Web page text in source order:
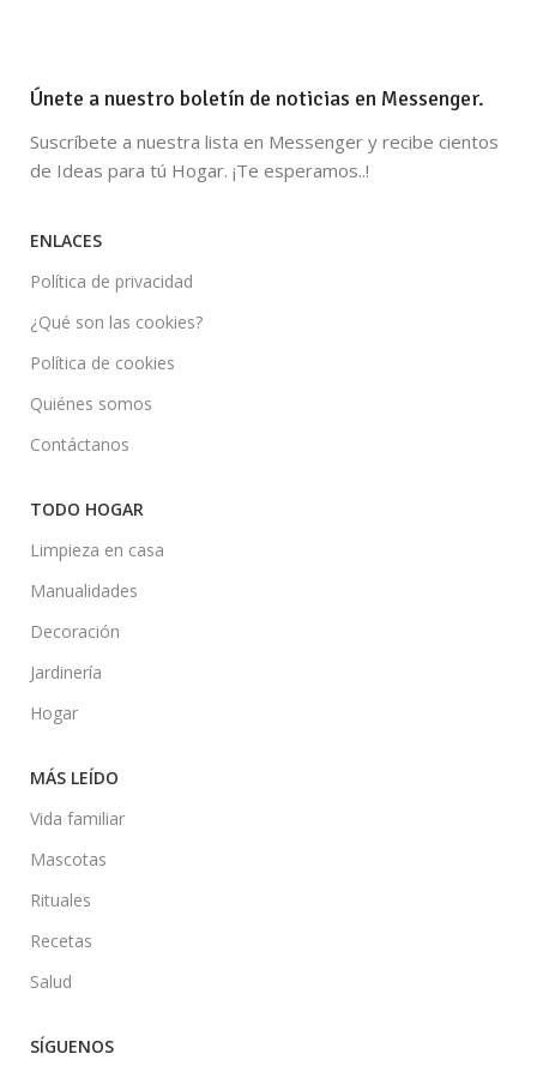
Únete a nuestro boletín de noticias en Messenger.
Suscríbete a nuestra lista en Messenger y recibe cientos
de Ideas para tú Hogar. ¡Te esperamos..!
ENLACES
Política de privacidad
¿Qué son las cookies?
Política de cookies
Quiénes somos
Contáctanos
TODO HOGAR
Limpieza en casa
Manualidades
Decoración
Jardinería
Hogar
MÁS LEÍDO
Vida familiar
Mascotas
Rituales
Recetas
Salud
SÍGUENOS